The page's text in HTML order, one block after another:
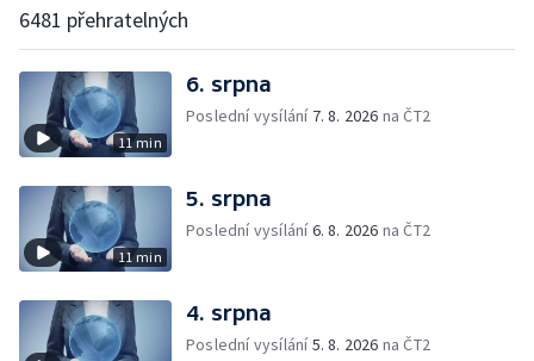
6481 přehratelných
11 min
6. srpna
Poslední vysílání 7. 8. 2026 na ČT2
11 min
5. srpna
Poslední vysílání6. 8. 2026 na ČT2
4. srpna
Poslední vysílání5. 8. 2026 na ČT2